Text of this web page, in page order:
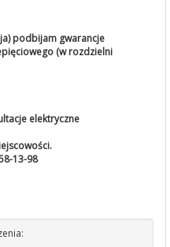
podbijam gwarancje
(w rozdzielni
elektryczne
13-98